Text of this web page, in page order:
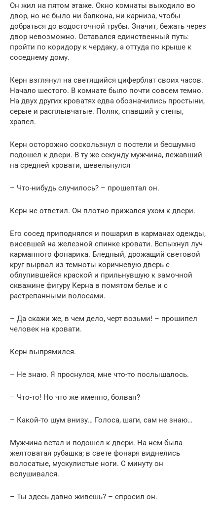
Он жил на пятом этаже. Окно комнаты выходило во
двор, но не было ни балкона, ни карниза, чтобы
добраться до водосточной трубы. Значит, бежать через
двор невозможно. Оставался единственный путь:
пройти по коридору к чердаку, а оттуда по крыше к
соседнему дому.
Керн взглянул на светящийся циферблат своих часов.
Начало шестого. В комнате было почти совсем темно.
На двух других кроватях едва обозначились простыни,
серые и расплывчатые. Поляк, спавший у стены,
храпел.
Керн осторожно соскользнул с постели и бесшумно
подошел к двери. В ту же секунду мужчина, лежавший
на средней кровати, шевельнулся
– Что-нибудь случилось? – прошептал он.
Керн не ответил. Он плотно прижался ухом к двери.
Его сосед приподнялся и пошарил в карманах одежды,
висевшей на железной спинке кровати. Вспыхнул луч
карманного фонарика. Бледный, дрожащий световой
круг вырвал из темноты коричневую дверь с
облупившейся краской и прильнувшую к замочной
скважине фигуру Керна в помятом белье и с
растрепанными волосами.
– Да скажи же, в чем дело, черт возьми! – прошипел
человек на кровати.
Керн выпрямился.
– Не знаю. Я проснулся, мне что-то послышалось.
– Что-то! Но что же именно, болван?
– Какой-то шум внизу… Голоса, шаги, сам не знаю…
Мужчина встал и подошел к двери. На нем была
желтоватая рубашка; в свете фонаря виднелись
волосатые, мускулистые ноги. С минуту он
вслушивался.
– Ты здесь давно живешь? – спросил он.